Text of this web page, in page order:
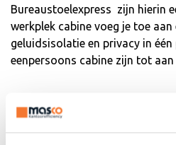
Bureaustoelexpress zijn hierin
werkplek cabine voeg je toe
geluidsisolatie en privacy in
eenpersoons cabine zijn tot
Wat is een